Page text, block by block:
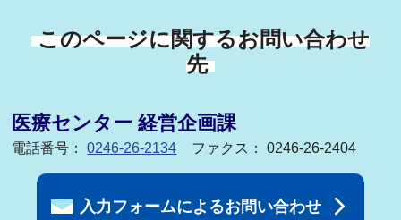
このページに関するお問い合わせ
先
医療センター 経営企画課
電話番号：0246-26-2134 ファクス： 0246-26-2404
入力フォームによるお問い合わせ